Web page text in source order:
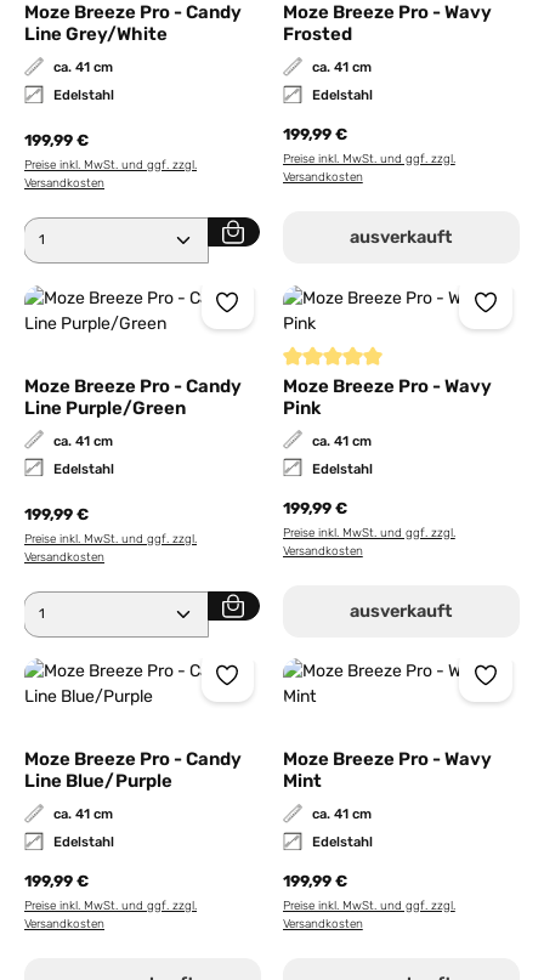
Moze Breeze Pro - Candy
Line Grey/White
ca. 41 cm
Edelstahl
199,99 €
Preise inkl. MwSt. und ggf. zzgl.
Versandkosten
Produkt Anzahl: Gib den gewünschten Wert ein
Moze Breeze Pro - Wavy
Frosted
ca. 41 cm
Edelstahl
199,99 €
Preise inkl. MwSt. und ggf. zzgl.
Versandkosten
ausverkauft
Moze Breeze Pro - Candy
Line Purple/Green
ca. 41 cm
Edelstahl
199,99 €
Preise inkl. MwSt. und ggf. zzgl.
Versandkosten
Produkt Anzahl: Gib den gewünschten Wert ein
Durchschnittliche Bewertung
Moze Breeze Pro - Wavy
Pink
ca. 41 cm
Edelstahl
199,99 €
Preise inkl. MwSt. und ggf. zzgl.
Versandkosten
ausverkauft
Moze Breeze Pro - Candy
Line Blue/Purple
ca. 41 cm
Edelstahl
199,99 €
Preise inkl. MwSt. und ggf. zzgl.
Versandkosten
Moze Breeze Pro - Wavy
Mint
ca. 41 cm
Edelstahl
199,99 €
Preise inkl. MwSt. und ggf. zzgl.
Versandkosten